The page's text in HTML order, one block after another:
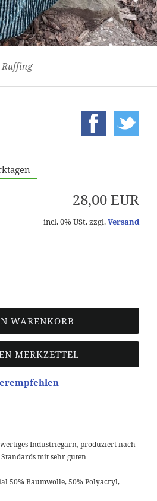
28,00 EUR
incl. 0% USt. zzgl.Versand
WARENKORB
MERKZETTEL
Industriegarn, produziert nach
mit sehr guten
50% Baumwolle, 50% Polyacryl,